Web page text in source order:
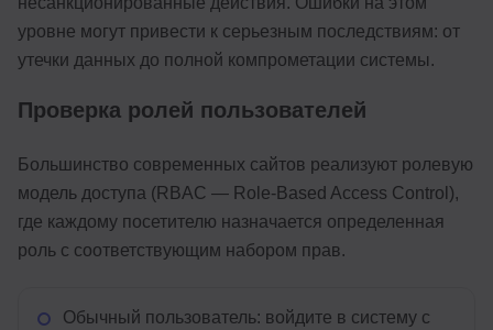
уровне могут привести к серьезным последствиям: от
утечки данных до полной компрометации системы.
Проверка ролей пользователей
Большинство современных сайтов реализуют ролевую
модель доступа (RBAC — Role-Based Access Control),
где каждому посетителю назначается определенная
роль с соответствующим набором прав.
Обычный пользователь: войдите в систему с